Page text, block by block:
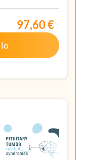
ambienti di
famiglia)
97,60 €